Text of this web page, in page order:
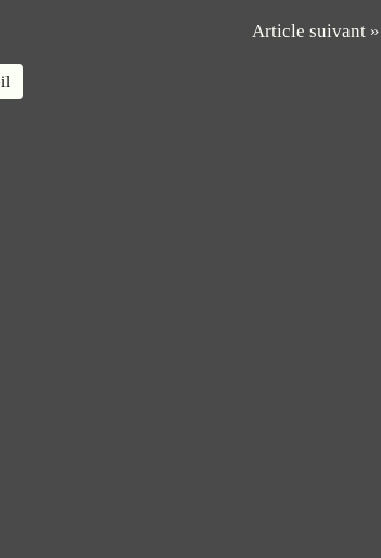
Article suivant »